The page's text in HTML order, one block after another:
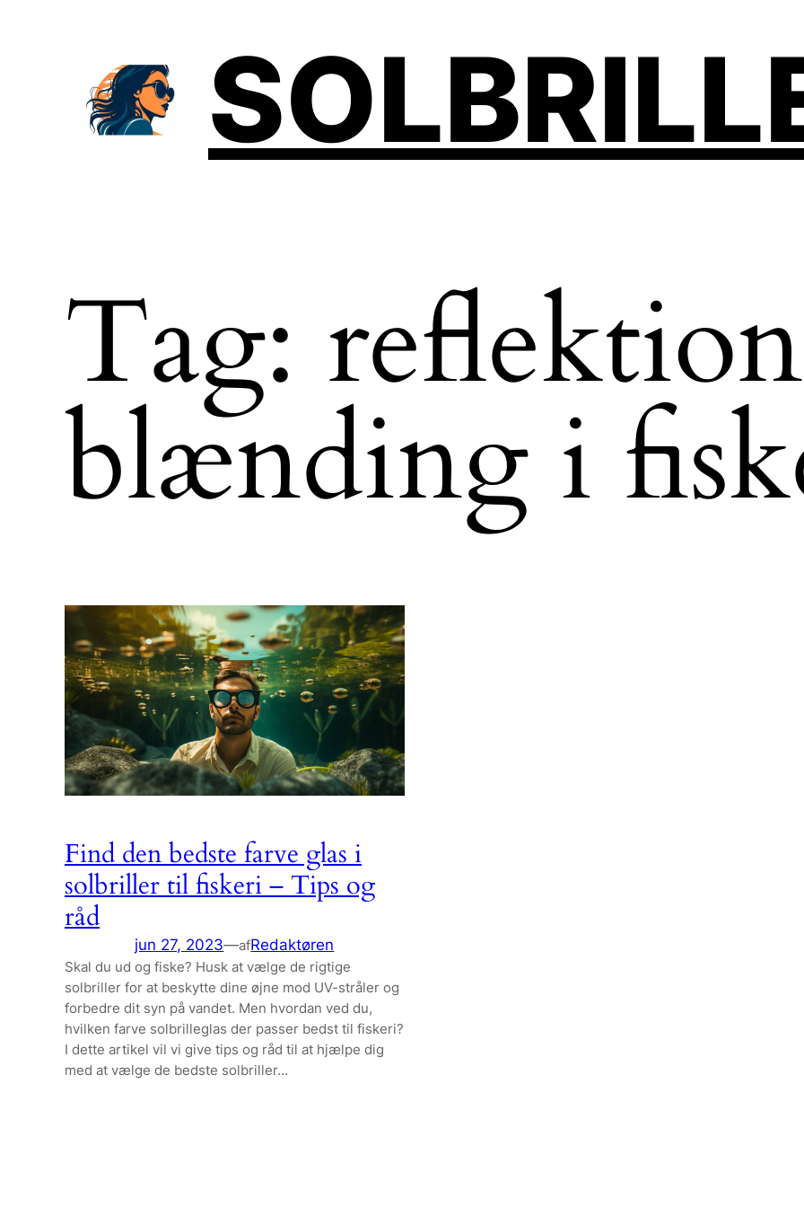
Tag:
blænding i
Find den bedste farve glas i
solbriller til fiskeri – Tips og
råd
jun 27, 2023—afRedaktøren
Skal du ud og fiske? Husk at vælge de rigtige
solbriller for at beskytte dine øjne mod UV-stråler og
forbedre dit syn på vandet. Men hvordan ved du,
hvilken farve solbrilleglas der passer bedst til fiskeri?
I dette artikel vil vi give tips og råd til at hjælpe dig
med at vælge de bedste solbriller…